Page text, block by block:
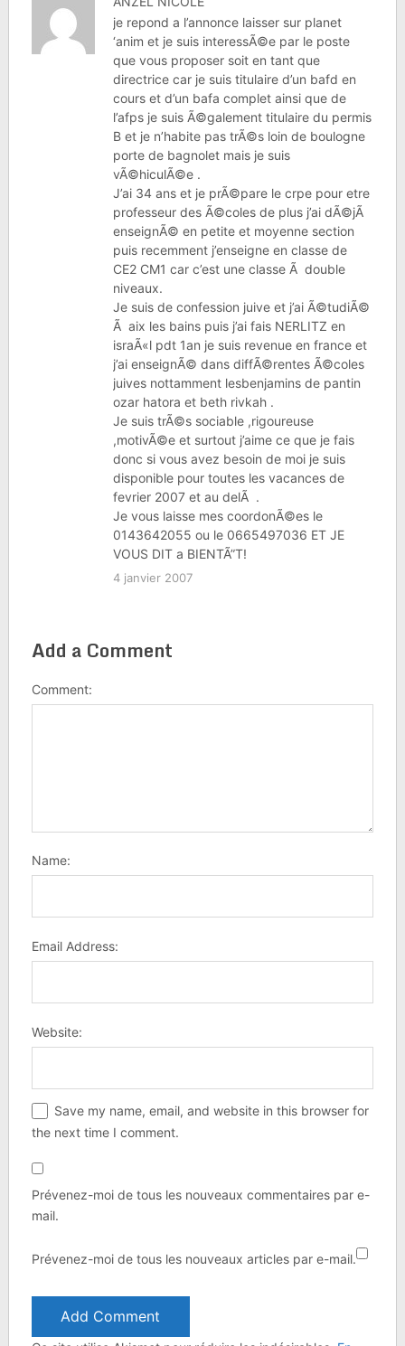
je repond a l’annonce laisser sur planet
‘anim et je suis interessÃ©e par le poste
que vous proposer soit en tant que
directrice car je suis titulaire d’un bafd en
cours et d’un bafa complet ainsi que de
l’afps je suis Ã©galement titulaire du permis
B et je n’habite pas trÃ©s loin de boulogne
porte de bagnolet mais je suis
vÃ©hiculÃ©e .
J’ai 34 ans et je prÃ©pare le crpe pour etre
professeur des Ã©coles de plus j’ai dÃ©jÃ
enseignÃ© en petite et moyenne section
puis recemment j’enseigne en classe de
CE2 CM1 car c’est une classe Ã double
niveaux.
Je suis de confession juive et j’ai Ã©tudiÃ©
Ã aix les bains puis j’ai fais NERLITZ en
israÃ«l pdt 1an je suis revenue en france et
j’ai enseignÃ© dans diffÃ©rentes Ã©coles
juives nottamment lesbenjamins de pantin
ozar hatora et beth rivkah .
Je suis trÃ©s sociable ,rigoureuse
,motivÃ©e et surtout j’aime ce que je fais
donc si vous avez besoin de moi je suis
disponible pour toutes les vacances de
fevrier 2007 et au delÃ .
Je vous laisse mes coordonÃ©es le
0143642055 ou le 0665497036 ET JE
VOUS DIT a BIENTÃ”T!
4 janvier 2007
Add a Comment
Comment:
Name:
Email Address:
Website:
Save my name, email, and website in this browser for
the next time I comment.
Prévenez-moi de tous les nouveaux commentaires par e-
mail.
Prévenez-moi de tous les nouveaux articles par e-mail.